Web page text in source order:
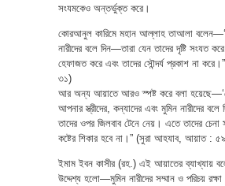
সংযমকেও অন্তর্ভুক্ত করে।
কোরআনুল কারিমে মহান আল্লাহ তাআলা
নারীদের বলে দিন—তারা যেন তাদের দৃষ্টি সংযত
হেফাজত করে এবং তাদের সৌন্দর্য প্রকাশ না
৩১)
আর অন্য আয়াতে আরও স্পষ্ট করে বলা
আপনার স্ত্রীদের, কন্যাদের এবং মুমিন নারীদের
তাদের ওপর জিলবাব টেনে নেয়। এতে তাদের
কষ্টের শিকার হবে না।” (সুরা আহযাব, আয়াত :
ইমাম ইবন কাসীর (রহ.) এই আয়াতের ব্যাখ্যায়
উদ্দেশ্য হলো—মুমিন নারীদের সম্মান ও পরিচয়